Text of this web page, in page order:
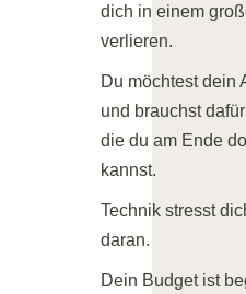
dich in einem
verlieren.
Du möchtest
und brauchst
die du am Ende
kannst.
Technik stresst
daran.
Dein Budget ist